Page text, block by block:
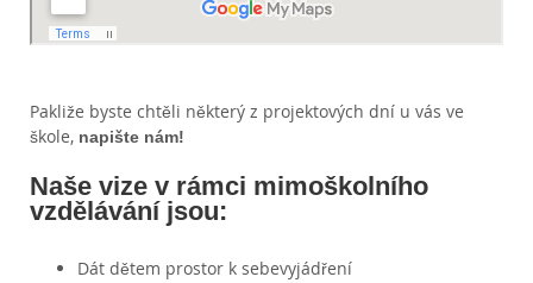
Pakliže byste chtěli některý z projektových dní u vás ve
škole, napište nám!
Naše vize v rámci mimoškolního
vzdělávání jsou:
Dát dětem prostor k sebevyjádření